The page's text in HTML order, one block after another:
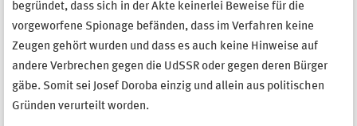
begründet, dass sich in der Akte keinerlei Beweise für die
vorgeworfene Spionage befänden, dass im Verfahren keine
Zeugen gehört wurden und dass es auch keine Hinweise auf
andere Verbrechen gegen die UdSSR oder gegen deren Bürger
gäbe. Somit sei Josef Doroba einzig und allein aus politischen
Gründen verurteilt worden.